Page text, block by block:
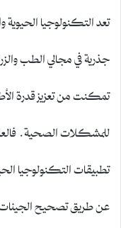
تعد التكنولوجيا
جذرية في مجالي الطب
تمكنت من تعزيز قدرة
للمشكلات الصحية.
تطبيقات التكنولوجيا
عن طريق تصحيح الجينات